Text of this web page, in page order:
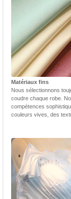
Matériaux fins
Nous sélectionnons
coudre chaque robe.
compétences
couleurs vives, des